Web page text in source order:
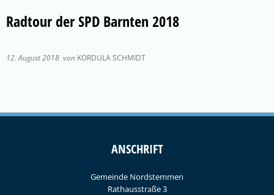
Radtour der SPD Barnten 2018
12. August 2018 von KORDULA SCHMIDT
ANSCHRIFT
Gemeinde Nordstemmen
Rathausstraße 3